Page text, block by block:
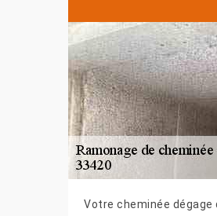
Votre cheminée